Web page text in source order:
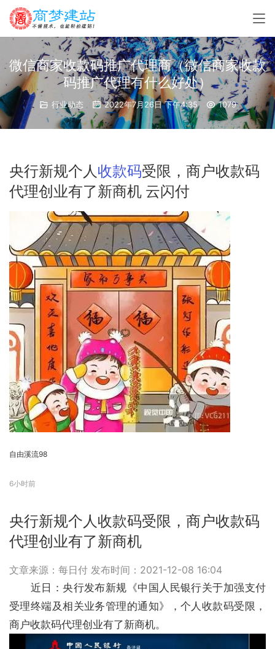
微信商家收款码推广代理商（微信商家收款
码推广代理有什么好处）
行业动态 2022年7月26日 下午4:35 1079
央行新规个人收款码受限，商户收款码
代理创业有了新商机 云闪付
自由溪流98
6小时前
央行新规个人收款码受限，商户收款码
代理创业有了新商机
文章来源：每日付 发布时间：2021-12-08 16:04
近日：央行发布新规《中国人民银行关于加强支付
受理终端及相关业务管理的通知》，个人收款码受限，
商户收款码代理创业有了新商机。